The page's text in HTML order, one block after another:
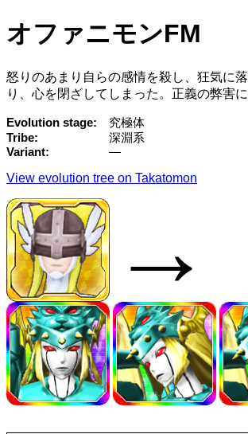
オファニモンFM
怒りのあまり自らの感情を殺し、狂気に
り、心を閉ざしてしまった。正義の弊害
Evolution stage
究極体
Tribe
深淵系
Variant
—
View evolution tree on Takatomon
→